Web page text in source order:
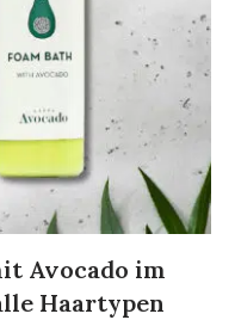
Avocado im
Haartypen